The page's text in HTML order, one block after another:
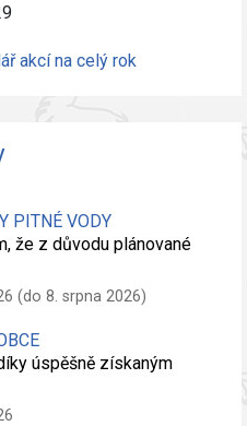
akcí na celý rok
PITNÉ VODY
že z důvodu plánované
(do 8. srpna 2026)
úspěšně získaným